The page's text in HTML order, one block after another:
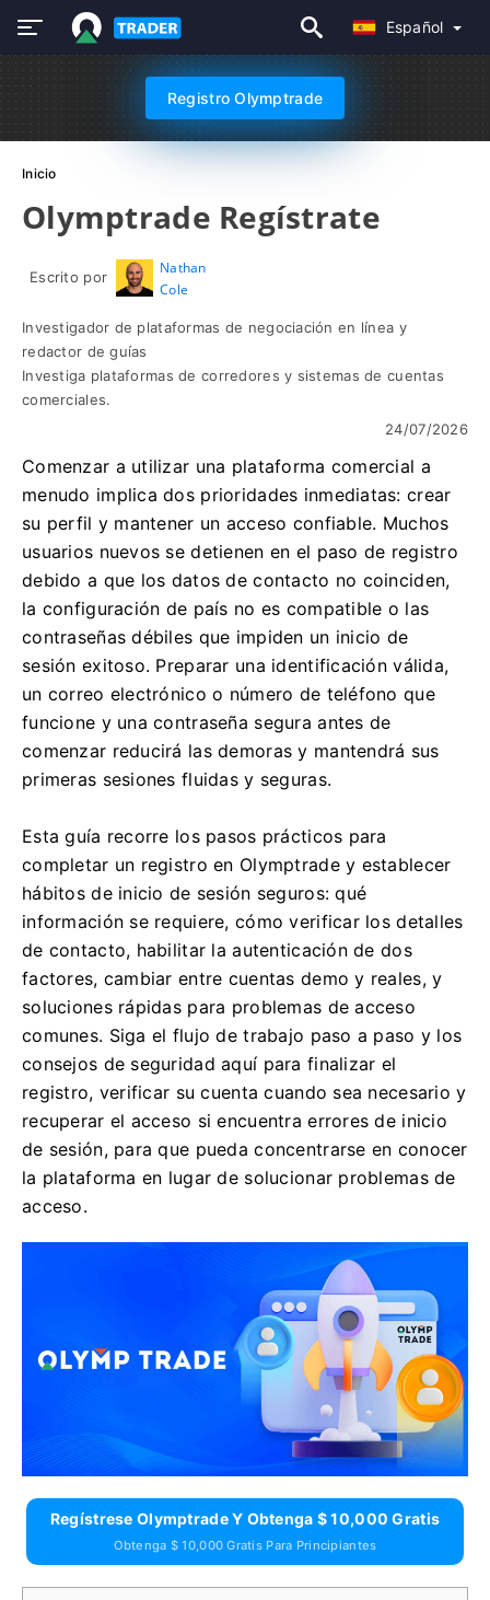
Español
Registro Olymptrade
Inicio
Olymptrade Regístrate
Escrito por
Nathan
Cole
Investigador de plataformas de negociación en línea y
redactor de guías
Investiga plataformas de corredores y sistemas de cuentas
comerciales.
24/07/2026
Comenzar a utilizar una plataforma comercial a
menudo implica dos prioridades inmediatas: crear
su perfil y mantener un acceso confiable. Muchos
usuarios nuevos se detienen en el paso de registro
debido a que los datos de contacto no coinciden,
la configuración de país no es compatible o las
contraseñas débiles que impiden un inicio de
sesión exitoso. Preparar una identificación válida,
un correo electrónico o número de teléfono que
funcione y una contraseña segura antes de
comenzar reducirá las demoras y mantendrá sus
primeras sesiones fluidas y seguras.
Esta guía recorre los pasos prácticos para
completar un registro en Olymptrade y establecer
hábitos de inicio de sesión seguros: qué
información se requiere, cómo verificar los detalles
de contacto, habilitar la autenticación de dos
factores, cambiar entre cuentas demo y reales, y
soluciones rápidas para problemas de acceso
comunes. Siga el flujo de trabajo paso a paso y los
consejos de seguridad aquí para finalizar el
registro, verificar su cuenta cuando sea necesario y
recuperar el acceso si encuentra errores de inicio
de sesión, para que pueda concentrarse en conocer
la plataforma en lugar de solucionar problemas de
acceso.
Regístrese Olymptrade Y Obtenga $ 10,000 Gratis
Obtenga $ 10,000 Gratis Para Principiantes